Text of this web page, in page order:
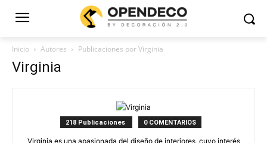
Inicio Autores Publicaciones por Virginia
Virginia
218 Publicaciones 0 COMENTARIOS
Virginia es una apasionada del diseño de interiores, cuyo interés